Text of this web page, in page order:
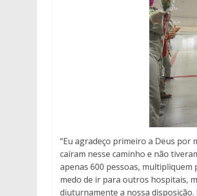
“Eu agradeço primeiro a Deus por
caíram nesse caminho e não
apenas 600 pessoas,
medo de ir para outros hospitais,
diuturnamente a nossa